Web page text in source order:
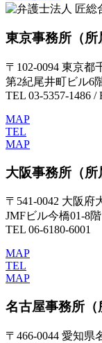
東京事務所 （
〒102-0094 東京都
第2紀尾井町ビル6
TEL 03-5357-1486 /
MAP
TEL
MAP
大阪事務所 （
〒541-0042 大阪府
JMFビル今橋01-8階
TEL 06-6180-6001
MAP
TEL
MAP
名古屋事務所
〒466-0044 愛知県